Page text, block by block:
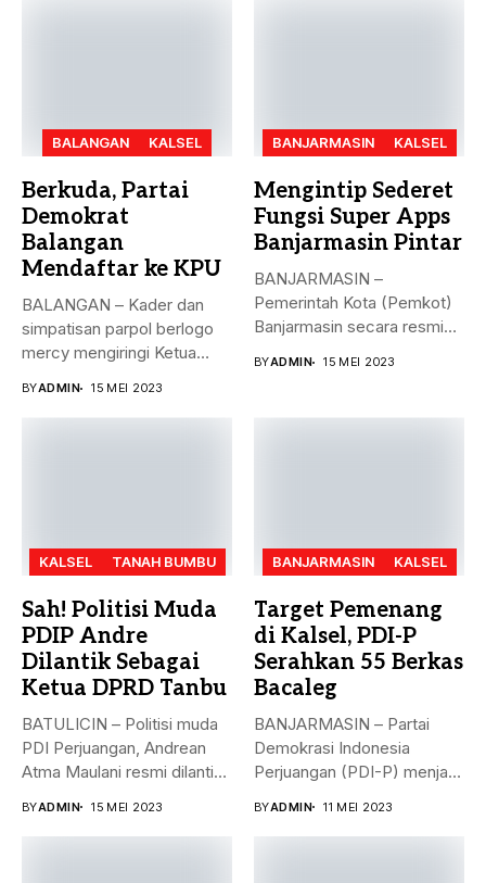
BALANGAN KALSEL
Berkuda, Partai
Demokrat
Balangan
Mendaftar ke KPU
BALANGAN – Kader dan
simpatisan parpol berlogo
mercy mengiringi Ketua
BYADMIN 15 MEI 2023
BANJARMASIN KALSEL
Mengintip Sederet
Fungsi Super Apps
Banjarmasin Pintar
BANJARMASIN –
Pemerintah Kota (Pemkot)
Banjarmasin secara resmi
BYADMIN 15 MEI 2023
KALSEL TANAH BUMBU
Sah! Politisi Muda
PDIP Andre
Dilantik Sebagai
Ketua DPRD Tanbu
BATULICIN – Politisi muda
PDI Perjuangan, Andrean
Atma Maulani resmi dilantik
BYADMIN 15 MEI 2023
BANJARMASIN KALSEL
Target Pemenang
di Kalsel, PDI-P
Serahkan 55 Berkas
Bacaleg
BANJARMASIN – Partai
Demokrasi Indonesia
Perjuangan (PDI-P) menjadi
BYADMIN 11 MEI 2023